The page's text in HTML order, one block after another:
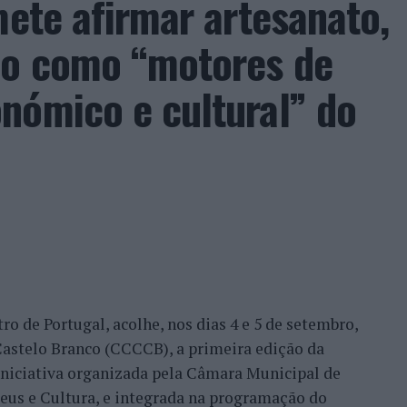
maior representação portuguesa de sempre
Nuno Borges, Jaime Faria, Henrique
e Tiago Torres integraram o quadro principal,
dos wild cards após as entradas diretas de
Faria protagonizaram as melhores campanhas da
Torres assinou um dos resultados mais
e o neerlandês Botic van de Zandschulp,
acabou eliminado pelo italiano Luciano
afirmar artesanato,
como “motores de
e cultural” do
de Portugal, acolhe, nos dias 4 e 5 de setembro,
Branco (CCCCB), a primeira edição da
organizada pela Câmara Municipal de
e Cultura, e integrada na programação do